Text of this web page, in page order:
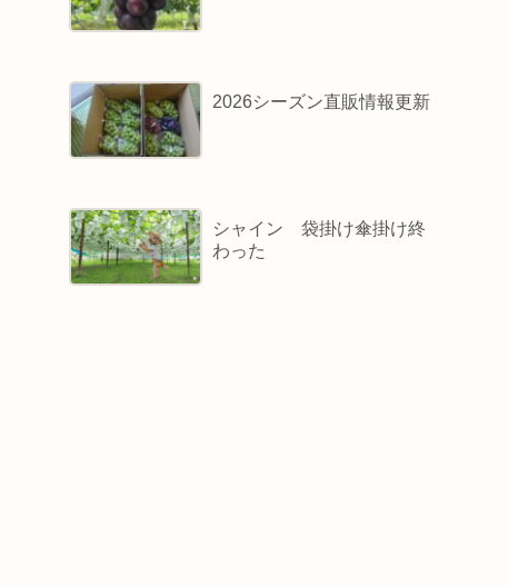
2026シーズン直販情報更新
シャイン 袋掛け傘掛け終
わった